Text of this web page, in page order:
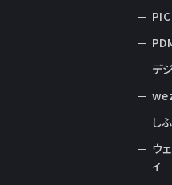
デ
し
ウ
ィ